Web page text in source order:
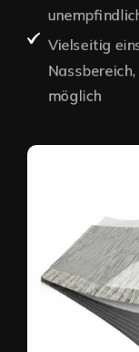
Vielseitig
möglich